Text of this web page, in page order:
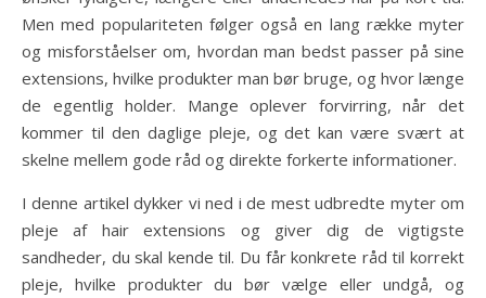
Men med populariteten følger også en lang række myter
og misforståelser om, hvordan man bedst passer på sine
extensions, hvilke produkter man bør bruge, og hvor længe
de egentlig holder. Mange oplever forvirring, når det
kommer til den daglige pleje, og det kan være svært at
skelne mellem gode råd og direkte forkerte informationer.
I denne artikel dykker vi ned i de mest udbredte myter om
pleje af hair extensions og giver dig de vigtigste
sandheder, du skal kende til. Du får konkrete råd til korrekt
pleje, hvilke produkter du bør vælge eller undgå, og